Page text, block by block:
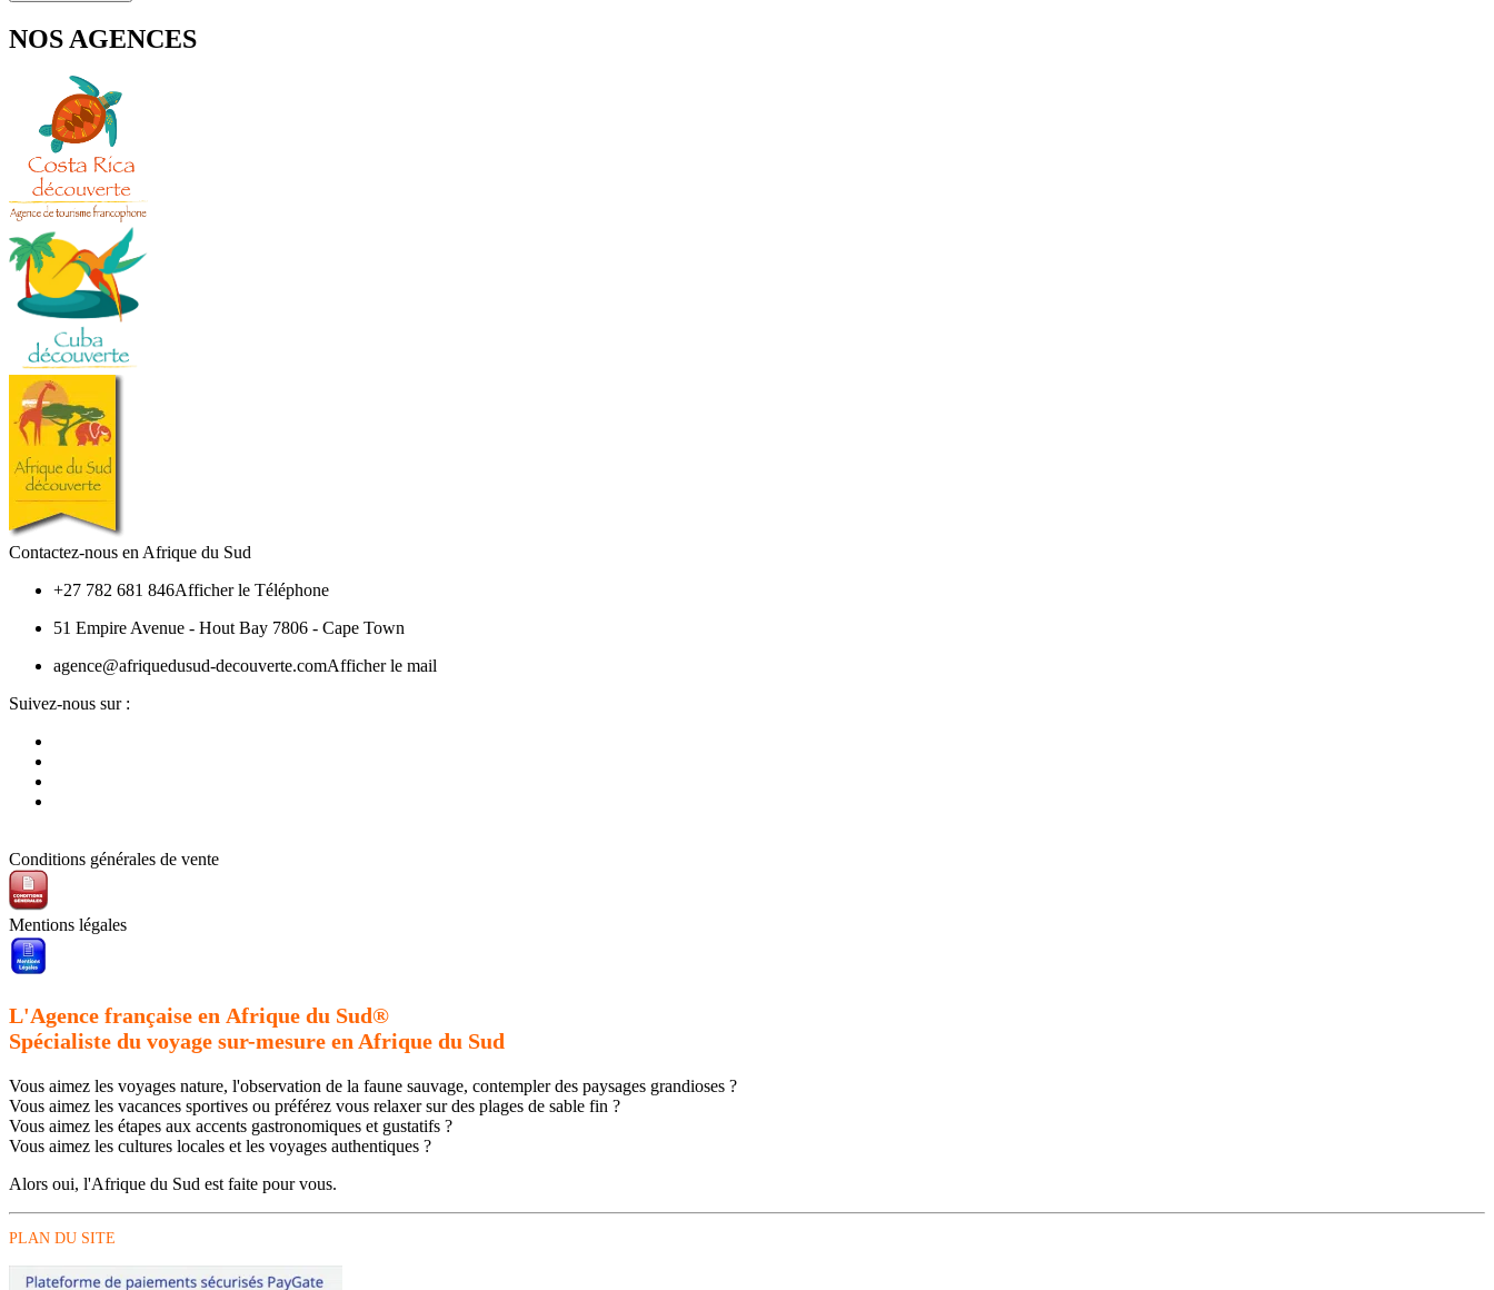
NOS AGENCES
Contactez-nous en Afrique du Sud
+27 782 681 846Afficher le Téléphone
51 Empire Avenue - Hout Bay 7806 - Cape Town
agence@afriquedusud-decouverte.comAfficher le mail
Suivez-nous sur :
Conditions générales de vente
Mentions légales
L'Agence française en Afrique du Sud®
Spécialiste du voyage sur-mesure en Afrique du Sud
Vous aimez les voyages nature, l'observation de la faune sauvage, contempler des paysages grandioses ?
Vous aimez les vacances sportives ou préférez vous relaxer sur des plages de sable fin ?
Vous aimez les étapes aux accents gastronomiques et gustatifs ?
Vous aimez les cultures locales et les voyages authentiques ?
Alors oui, l'Afrique du Sud est faite pour vous.
PLAN DU SITE